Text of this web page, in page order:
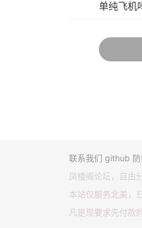
单纯飞机
联系我们 github
凤楼阁论坛，自由
本站仅服务北美，
凡是现要求先付款